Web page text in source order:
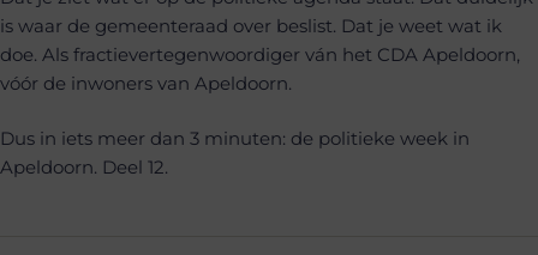
is waar de gemeenteraad over beslist. Dat je weet wat ik
doe. Als fractievertegenwoordiger ván het CDA Apeldoorn,
vóór de inwoners van Apeldoorn.
Dus in iets meer dan 3 minuten: de politieke week in
Apeldoorn. Deel 12.